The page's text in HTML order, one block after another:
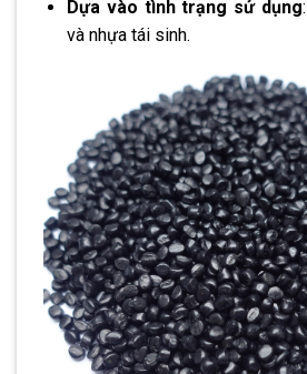
Dựa vào tình trạng sử dụng
và nhựa tái sinh.